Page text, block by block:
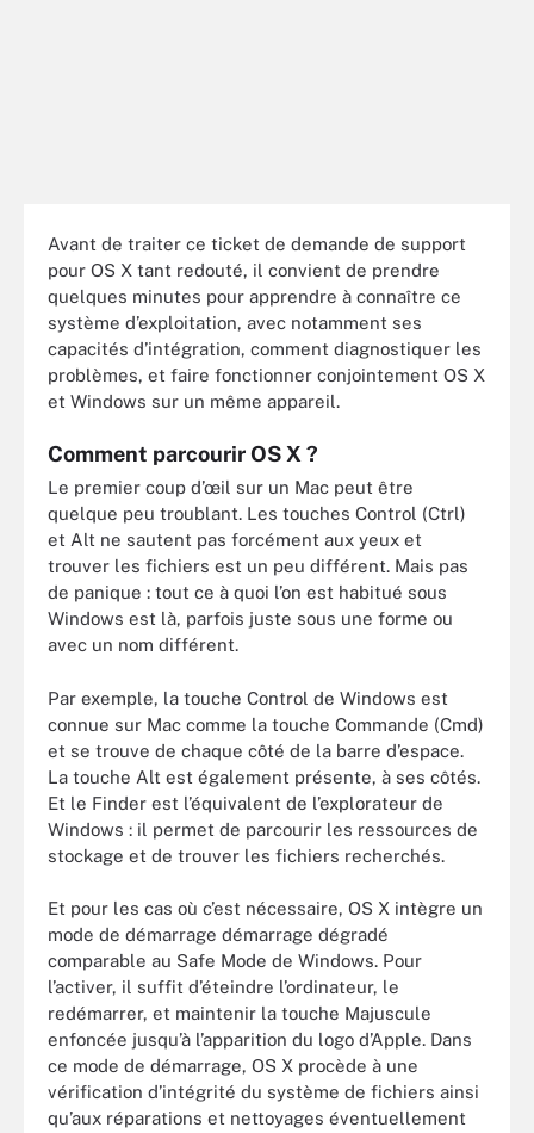
Avant de traiter ce ticket de demande de support
pour OS X tant redouté, il convient de prendre
quelques minutes pour apprendre à connaître ce
système d’exploitation, avec notamment ses
capacités d’intégration, comment diagnostiquer les
problèmes, et faire fonctionner conjointement OS X
et Windows sur un même appareil.
Comment parcourir OS X ?
Le premier coup d’œil sur un Mac peut être
quelque peu troublant. Les touches Control (Ctrl)
et Alt ne sautent pas forcément aux yeux et
trouver les fichiers est un peu différent. Mais pas
de panique : tout ce à quoi l’on est habitué sous
Windows est là, parfois juste sous une forme ou
avec un nom différent.
Par exemple, la touche Control de Windows est
connue sur Mac comme la touche Commande (Cmd)
et se trouve de chaque côté de la barre d’espace.
La touche Alt est également présente, à ses côtés.
Et le Finder est l’équivalent de l’explorateur de
Windows : il permet de parcourir les ressources de
stockage et de trouver les fichiers recherchés.
Et pour les cas où c’est nécessaire, OS X intègre un
mode de démarrage démarrage dégradé
comparable au Safe Mode de Windows. Pour
l’activer, il suffit d’éteindre l’ordinateur, le
redémarrer, et maintenir la touche Majuscule
enfoncée jusqu’à l’apparition du logo d’Apple. Dans
ce mode de démarrage, OS X procède à une
vérification d’intégrité du système de fichiers ainsi
qu’aux réparations et nettoyages éventuellement